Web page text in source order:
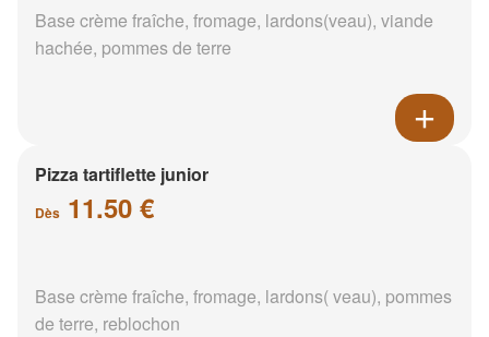
Base crème fraîche, fromage, lardons(veau), viande
hachée, pommes de terre
Pizza tartiflette junior
Dès 11.50 €
Base crème fraîche, fromage, lardons( veau), pommes
de terre, reblochon